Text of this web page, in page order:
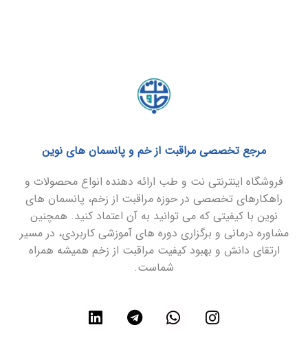
مرجع تخصصی مراقبت از خم و پانسمان های نوین
فروشگاه اینترنتی نت و طب ارائه دهنده انواع محصولات و
راهکارهای تخصصی در حوزه مراقبت از زخم، پانسمان های
نوین با کیفیتی که می توانید به آن اعتماد کنید. همچنین
مشاوره درمانی و برگزاری دوره های آموزشی کاربردی، در مسیر
ارتقای دانش و بهبود کیفیت مراقبت از زخم همیشه همراه
شماست.